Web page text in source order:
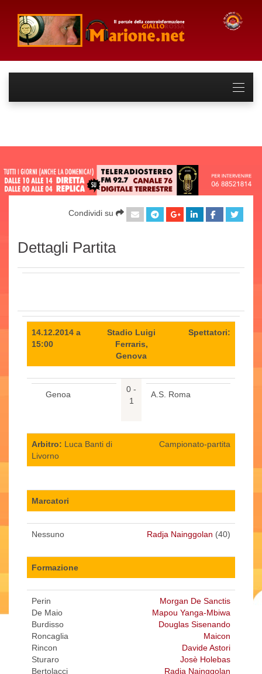
Condividi su
Dettagli Partita
14.12.2014 a
15:00
Stadio Luigi
Ferraris,
Genova
Spettatori:
Genoa
0 -
1
A.S. Roma
Arbitro: Luca Banti di
Livorno
Campionato-partita
Marcatori
Nessuno Radja Nainggolan (40)
Formazione
Perin
De Maio
Burdisso
Roncaglia
Rincon
Sturaro
Bertolacci
Morgan De Sanctis
Mapou Yanga-Mbiwa
Douglas Sisenando
Maicon
Davide Astori
Josè Holebas
Radja Nainggolan